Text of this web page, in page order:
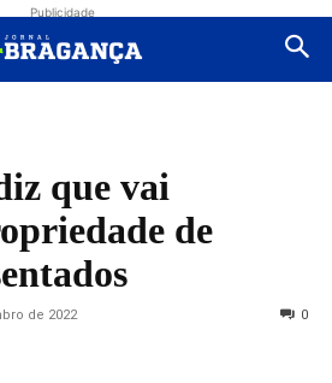
Publicidade
que vai
de
de 2022 0